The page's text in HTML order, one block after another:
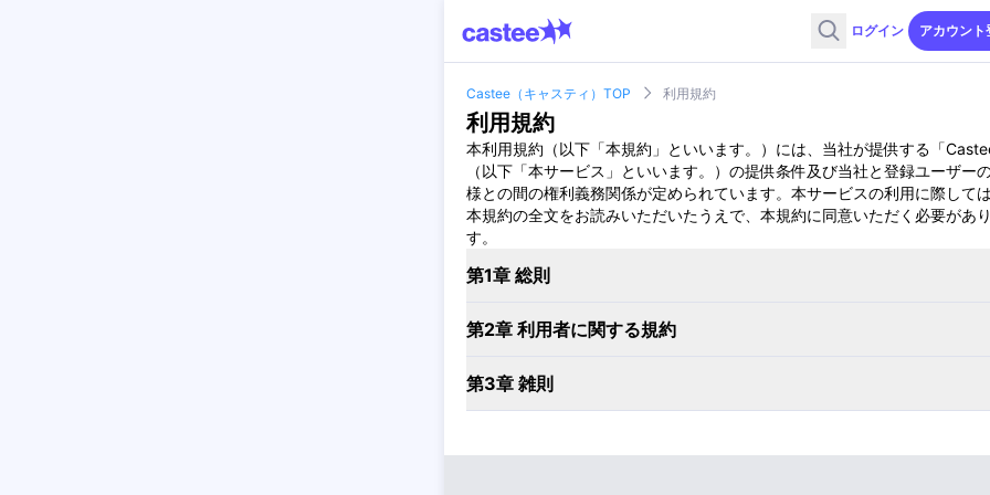
ログイン アカウント
Castee（キャスティ）TOP 利用規約
利用規約
本利用規約（以下「本規約」といいます。）には、当社が提供する「
（以下「本サービス」といいます。）の提供条件及び当社と登録ユーザー
様との間の権利義務関係が定められています。本サービスの利用に際して
本規約の全文をお読みいただいたうえで、本規約に同意いただく必要があ
す。
第1章 総則
第2章 利用者に関する規約
第3章 雑則